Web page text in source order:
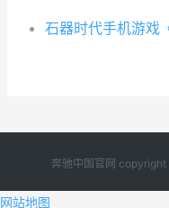
奔驰中国官网
网站地图